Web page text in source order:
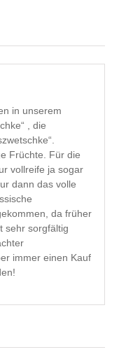
in unserem
, die
Früchte. Für die
vollreife ja sogar
dann das volle
da früher
sehr sorgfältig
immer einen Kauf